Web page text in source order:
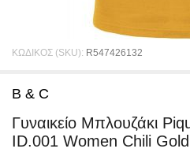
ΚΩΔΙΚΟΣ (SKU): R547426132
B & C
Γυναικείο Μπλουζάκι
ID.001 Women Chili Gold